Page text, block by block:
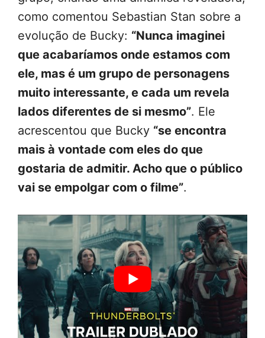
como comentou Sebastian Stan sobre a
evolução de Bucky: “Nunca imaginei
que acabaríamos onde estamos com
ele, mas é um grupo de personagens
muito interessante, e cada um revela
lados diferentes de si mesmo”. Ele
acrescentou que Bucky “se encontra
mais à vontade com eles do que
gostaria de admitir. Acho que o público
vai se empolgar com o filme”.